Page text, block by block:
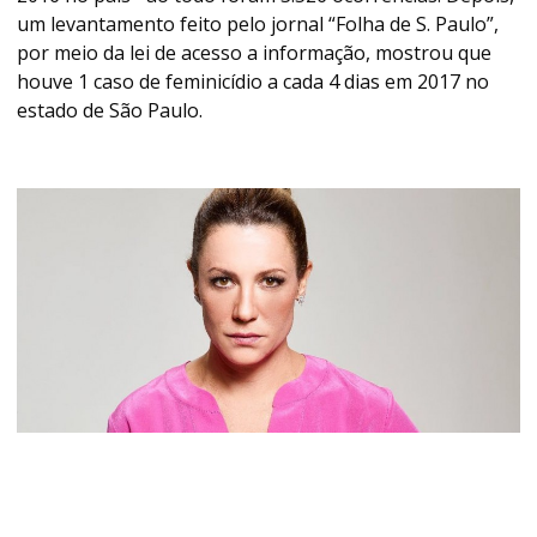
um levantamento feito pelo jornal “Folha de S. Paulo”,
por meio da lei de acesso a informação, mostrou que
houve 1 caso de feminicídio a cada 4 dias em 2017 no
estado de São Paulo.